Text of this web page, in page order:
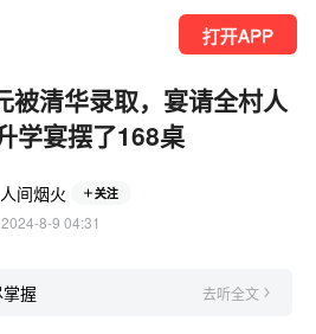
打开APP
被清华录取，宴请全村人
学宴摆了168桌
人间烟火 关注
2024-8-9 04:31
握 去听全文